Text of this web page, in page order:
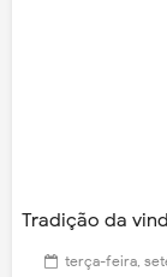
Tradição da
terça-feira,